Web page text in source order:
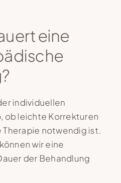
eine
individuellen
ob leichte Korrekturen
notwendig ist.
wir eine
der Behandlung